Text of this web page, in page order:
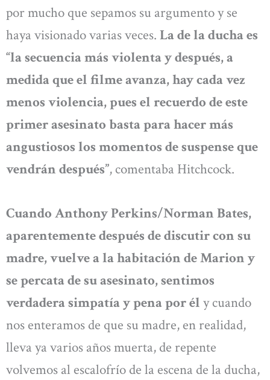
por mucho que sepamos su argumento y se
haya visionado varias veces. La de la ducha es
“la secuencia más violenta y después, a
medida que el filme avanza, hay cada vez
menos violencia, pues el recuerdo de este
primer asesinato basta para hacer más
angustiosos los momentos de suspense que
vendrán después”, comentaba Hitchcock.
Cuando Anthony Perkins/Norman Bates,
aparentemente después de discutir con su
madre, vuelve a la habitación de Marion y
se percata de su asesinato, sentimos
verdadera simpatía y pena por él y cuando
nos enteramos de que su madre, en realidad,
lleva ya varios años muerta, de repente
volvemos al escalofrío de la escena de la ducha,